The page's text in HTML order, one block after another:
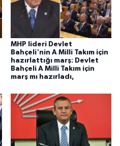
MHP lideri Devlet
Bahçeli'nin A Milli Takım için
hazırlattığı marş: Devlet
Bahçeli A Milli Takım için
marş mı hazırladı,